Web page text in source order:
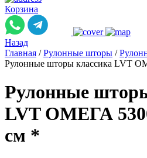
Корзина
Назад
Главная / Рулонные шторы /
Рулонные шторы классика LVT
Рулонные
LVT ОМЕГА
см *